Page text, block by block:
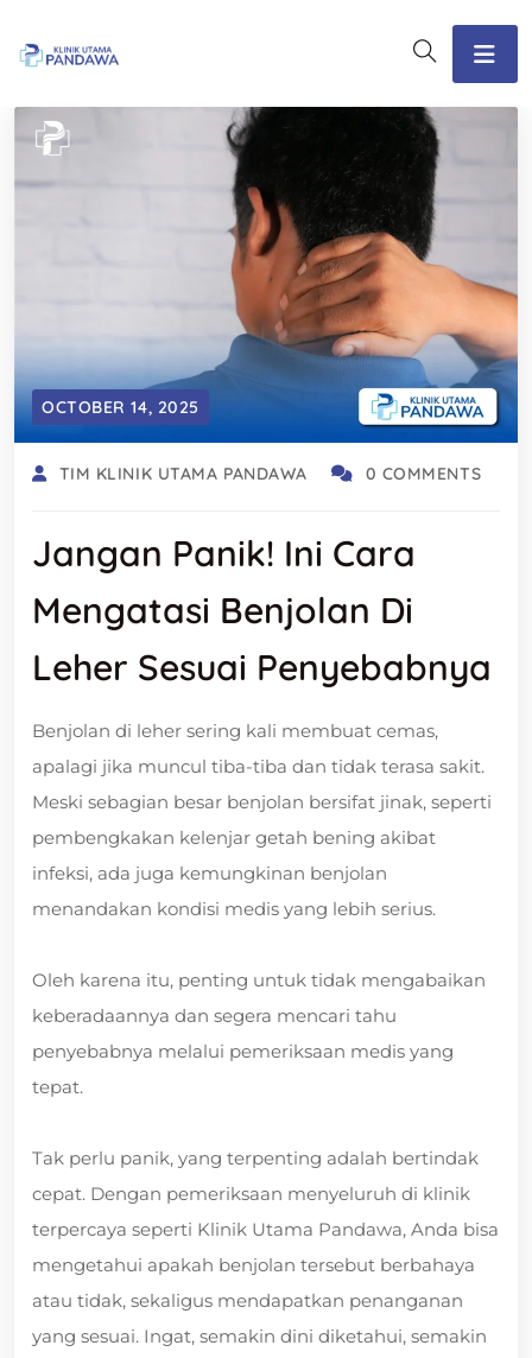
OCTOBER 14, 2025
TIM KLINIK UTAMA PANDAWA 0 COMMENTS
Jangan Panik! Ini Cara
Mengatasi Benjolan Di
Leher Sesuai Penyebabnya
Benjolan di leher sering kali membuat cemas,
apalagi jika muncul tiba-tiba dan tidak terasa sakit.
Meski sebagian besar benjolan bersifat jinak, seperti
pembengkakan kelenjar getah bening akibat
infeksi, ada juga kemungkinan benjolan
menandakan kondisi medis yang lebih serius.
Oleh karena itu, penting untuk tidak mengabaikan
keberadaannya dan segera mencari tahu
penyebabnya melalui pemeriksaan medis yang
tepat.
Tak perlu panik, yang terpenting adalah bertindak
cepat. Dengan pemeriksaan menyeluruh di klinik
terpercaya seperti Klinik Utama Pandawa, Anda bisa
mengetahui apakah benjolan tersebut berbahaya
atau tidak, sekaligus mendapatkan penanganan
yang sesuai. Ingat, semakin dini diketahui, semakin